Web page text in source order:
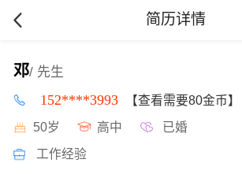
简历详情
邓/ 先生
152****3993 【查看需要80金币】
50岁 高中 已婚
工作经验